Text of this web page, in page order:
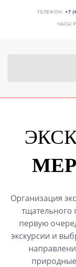
ТЕЛЕФОН: +7
ЧАСЫ
Организация
первую
экскурсии и